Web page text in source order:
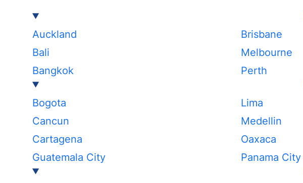
Auckland
Bali
Bangkok
Brisbane
Melbourne
Perth
Bogota
Cancun
Cartagena
Guatemala City
Lima
Medellin
Oaxaca
Panama City